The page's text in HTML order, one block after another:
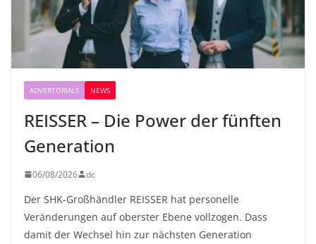
ADVERTORIALS NEWS
REISSER – Die Power der fünften
Generation
06/08/2026 dc
Der SHK-Großhändler REISSER hat personelle
Veränderungen auf oberster Ebene vollzogen. Dass
damit der Wechsel hin zur nächsten Generation